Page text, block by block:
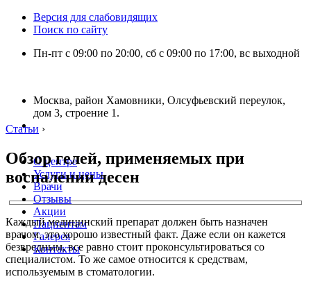
Версия для слабовидящих
Поиск по сайту
Пн-пт с 09:00 по 20:00, сб с 09:00 по 17:00, вс выходной
Москва, район Хамовники, Олсуфьевский переулок,
дом 3, строение 1.
О центре
Услуги и цены
Врачи
Отзывы
Акции
Пациентам
Галерея
Контакты
Статьи ›
Обзор гелей, применяемых при
воспалении десен
Каждый медицинский препарат должен быть назначен
врачом, это хорошо известный факт. Даже если он кажется
безвредным, все равно стоит проконсультироваться со
специалистом. То же самое относится к средствам,
используемым в стоматологии.